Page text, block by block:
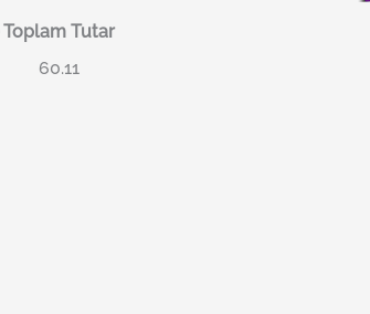
Toplam Tutar
60.11